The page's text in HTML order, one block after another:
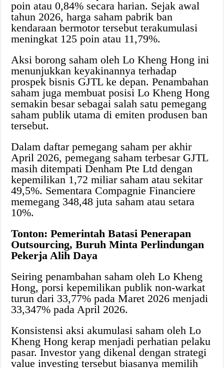
poin atau 0,84% secara harian. Sejak awal
tahun 2026, harga saham pabrik ban
kendaraan bermotor tersebut terakumulasi
meningkat 125 poin atau 11,79%.
Aksi borong saham oleh Lo Kheng Hong ini
menunjukkan keyakinannya terhadap
prospek bisnis GJTL ke depan. Penambahan
saham juga membuat posisi Lo Kheng Hong
semakin besar sebagai salah satu pemegang
saham publik utama di emiten produsen ban
tersebut.
Dalam daftar pemegang saham per akhir
April 2026, pemegang saham terbesar GJTL
masih ditempati Denham Pte Ltd dengan
kepemilikan 1,72 miliar saham atau sekitar
49,5%. Sementara Compagnie Financiere
memegang 348,48 juta saham atau setara
10%.
Tonton: Pemerintah Batasi Penerapan
Outsourcing, Buruh Minta Perlindungan
Pekerja Alih Daya
Seiring penambahan saham oleh Lo Kheng
Hong, porsi kepemilikan publik non-warkat
turun dari 33,77% pada Maret 2026 menjadi
33,347% pada April 2026.
Konsistensi aksi akumulasi saham oleh Lo
Kheng Hong kerap menjadi perhatian pelaku
pasar. Investor yang dikenal dengan strategi
value investing tersebut biasanya memilih